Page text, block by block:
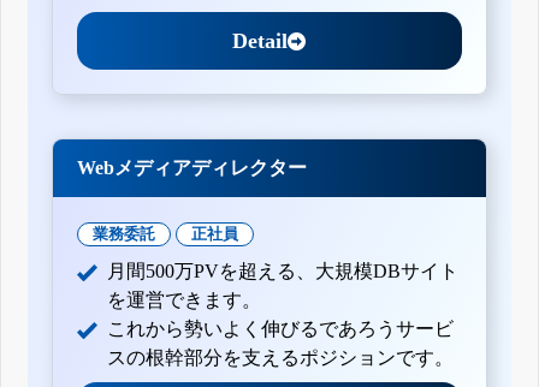
Detail
Webメディアディレクター
業務委託 正社員
月間500万PVを超える、大規模DBサイト
を運営できます。
これから勢いよく伸びるであろうサービ
スの根幹部分を支えるポジションです。